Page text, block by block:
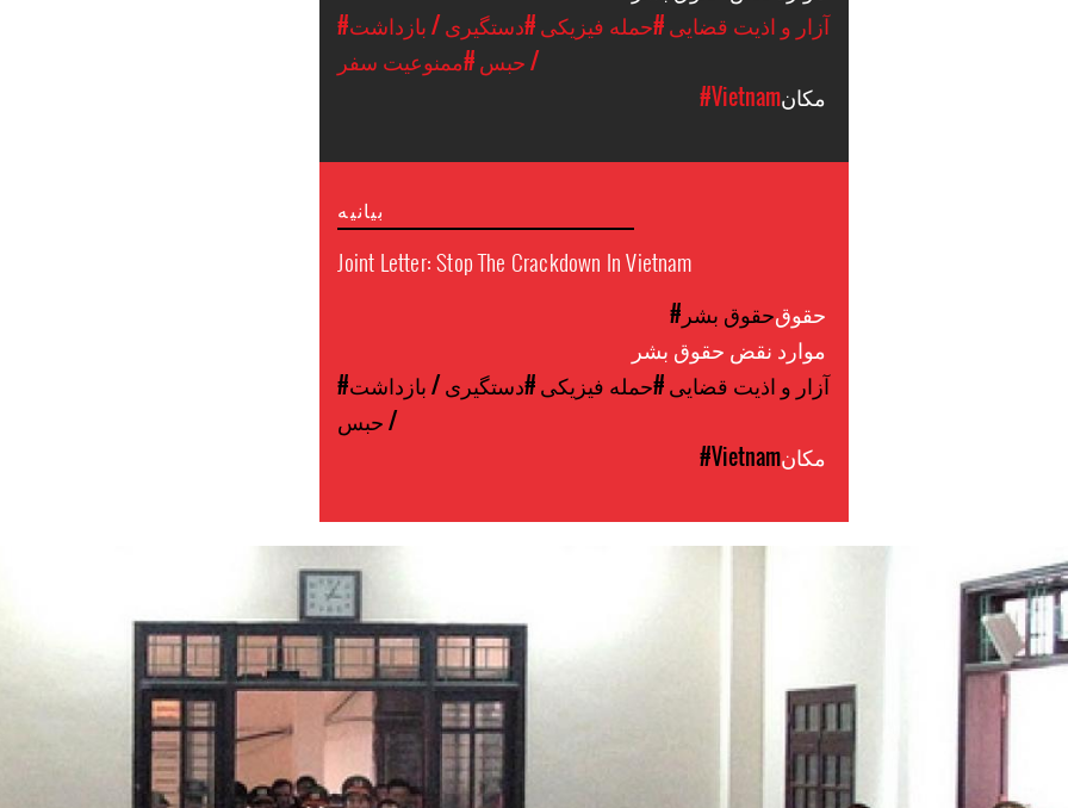
#آزار و اذیت قضایی#حمله فیزیکی#دستگیری / بازداشت
/ حبس#ممنوعیت سفر
#Vietnam
بیانیه
Joint Letter: Stop The Crackdown In Vietnam
#حقوق بشر
#آزار و اذیت قضایی#حمله فیزیکی#دستگیری / بازداشت
/ حبس
#Vietnam
#Vietnam-
general-
context.jpg